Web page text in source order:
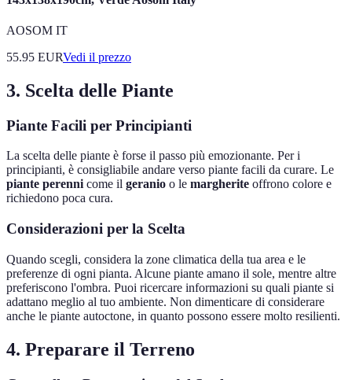
AOSOM IT
55.95 EURVedi il prezzo
3. Scelta delle Piante
Piante Facili per Principianti
La scelta delle piante è forse il passo più emozionante. Per i
principianti, è consigliabile andare verso piante facili da curare. Le
piante perennicome il geranio o le margherite offrono colore e
richiedono poca cura.
Considerazioni per la Scelta
Quando scegli, considera la zone climatica della tua area e le
preferenze di ogni pianta. Alcune piante amano il sole, mentre altre
preferiscono l'ombra. Puoi ricercare informazioni su quali piante si
adattano meglio al tuo ambiente. Non dimenticare di considerare
anche le piante autoctone, in quanto possono essere molto resilienti.
4. Preparare il Terreno